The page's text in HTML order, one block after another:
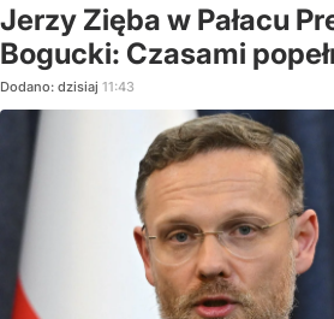
Jerzy Zięba w Pałacu
Bogucki: Czasami
Dodano: dzisiaj 11:43